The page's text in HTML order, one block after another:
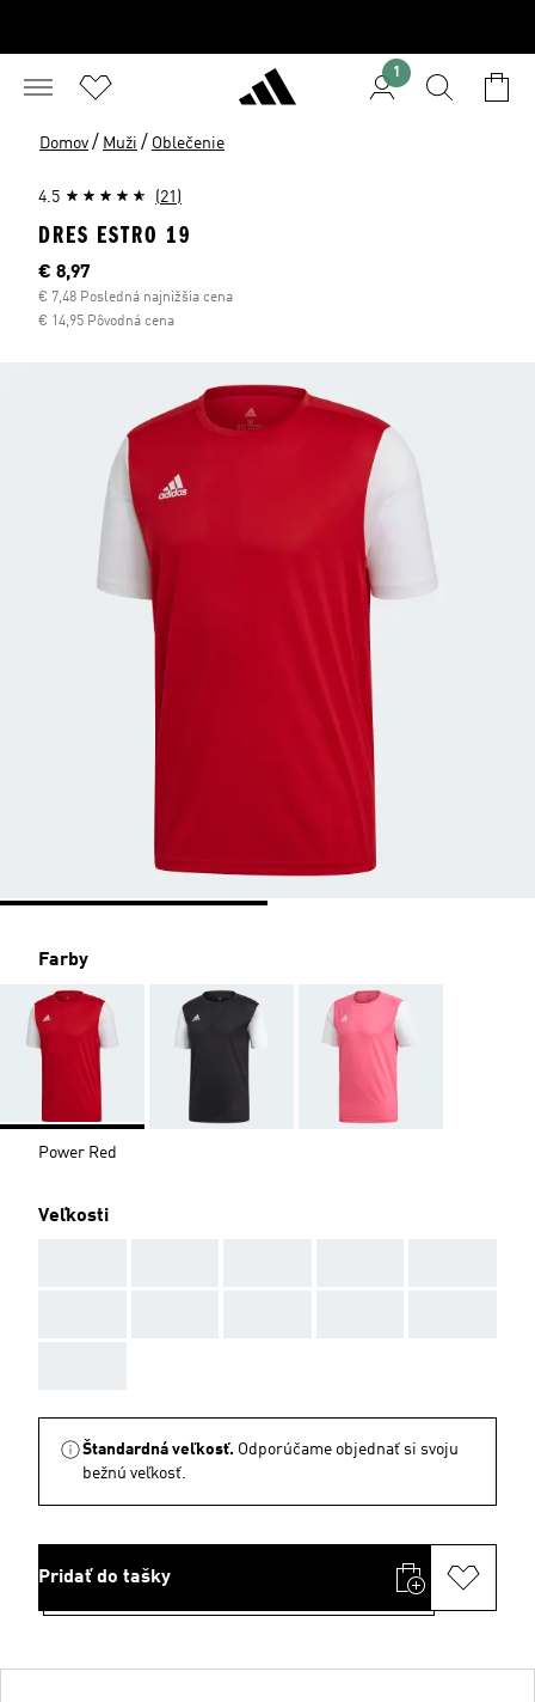
1
Domov / Muži / Oblečenie
4.5 (21)
DRES ESTRO 19
Aktuálna cena
€ 8,97
€ 7,48 Posledná najnižšia cena
€ 14,95 Pôvodná cena
Farby
Power Red
Veľkosti
Štandardná veľkosť. Odporúčame objednať si svoju
bežnú veľkosť.
Pridať do tašky